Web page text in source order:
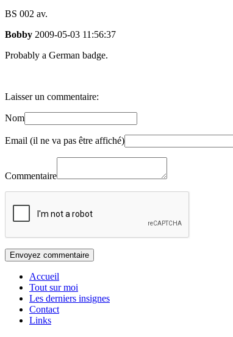
BS 002 av.
Bobby 2009-05-03 11:56:37
Probably a German badge.
Laisser un commentaire:
Nom
Email (il ne va pas être affiché)
Commentaire
Accueil
Tout sur moi
Les derniers insignes
Contact
Links